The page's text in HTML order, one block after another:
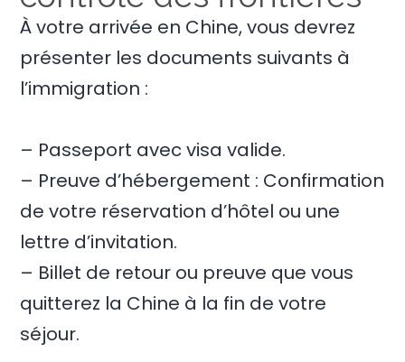
À votre arrivée en Chine, vous devrez
présenter les documents suivants à
l’immigration :
– Passeport avec visa valide.
– Preuve d’hébergement : Confirmation
de votre réservation d’hôtel ou une
lettre d’invitation.
– Billet de retour ou preuve que vous
quitterez la Chine à la fin de votre
séjour.